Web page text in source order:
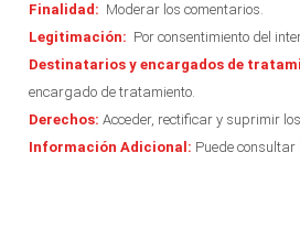
Finalidad: Moderar los comentarios.
Legitimación: Por consentimiento del
Destinatarios y encargados de
encargado de tratamiento.
Derechos: Acceder, rectificar y suprimir
Información Adicional: Puede